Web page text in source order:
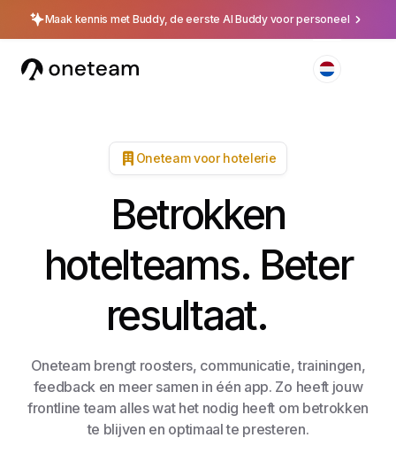
Maak kennis met Buddy, de eerste AI Buddy voor personeel
Oneteam voor hotelerie
Betrokken
hotelteams. Beter
resultaat.
Oneteam brengt roosters, communicatie, trainingen,
feedback en meer samen in één app. Zo heeft jouw
frontline team alles wat het nodig heeft om betrokken
te blijven en optimaal te presteren.